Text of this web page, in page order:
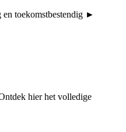
toekomstbestendig ►
hier het volledige